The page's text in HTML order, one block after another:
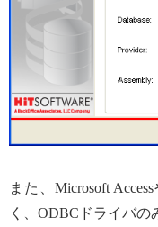
また、Microsoft
く、ODBCドライバの